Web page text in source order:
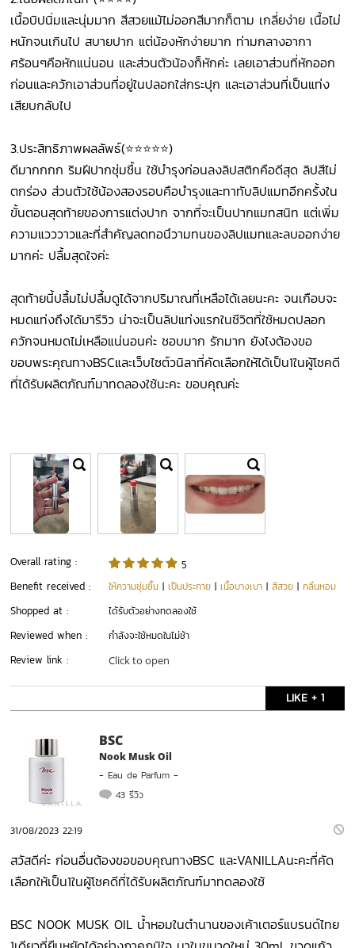
เนื้อบิปนิ่มและนุ่มมาก สีสวยแม้ไม่ออกสีมากก็ตาม เกลี่ยง่าย เนื้อไม่
หนักจนเกินไป สบายปาก แต่น้องหักง่ายมาก ท่ามกลางอากา
ศร้อนๆคือหักแน่นอน และส่วนตัวน้องก็หักค่ะ เลยเอาส่วนที่หักออก
ก่อนและควักเอาส่วนที่อยู่ในปลอกใส่กระปุก และเอาส่วนที่เป็นแท่ง
เสียบกลับไป
3.ประสิทธิภาพผลลัพธ์(⭐⭐⭐⭐⭐)
ดีมากกกก ริมฝีปากชุ่มชื้น ใช้บำรุงก่อนลงลิปสติกคือดีสุด ลิปสีไม่
ตกร่อง ส่วนตัวใช้น้องสองรอบคือบำรุงและทาทับลิปแมทอีกครั้งใน
ขั้นตอนสุดท้ายของการแต่งปาก จากที่จะเป็นปากแมทสนิท แต่เพิ่ม
ความแวววาวและที่สำคัญลดทอนึวามทนของลิปแมทและลบออกง่าย
มากค่ะ ปลื้มสุดใจค่ะ
สุดท้ายนี้ปลื้มไม่ปลื้มดูได้จากปริมาณที่เหลือได้เลยนะคะ จนเกือบจะ
หมดแท่งถึงได้มารีวิว น่าจะเป็นลิปแท่งแรกในชีวิตที่ใช้หมดปลอก
ควักจนหมดไม่เหลือแน่นอนค่ะ ชอบมาก รักมาก ยังไงต้องขอ
ขอบพระคุณทางBSCและเว็บไซต์วนิลาที่คัดเลือกให้ได้เป็น1ในผู้โชคดี
ที่ได้รับผลิตภัณฑ์มาทดลองใช้นะคะ ขอบคุณค่ะ
Overall rating :
5
Benefit received :
ให้ความชุ่มชื้น |เป็นประกาย |เนื้อบางเบา |สีสวย |กลิ่นหอม
Shopped at : ได้รับตัวอย่างทดลองใช้
Reviewed when : กำลังจะใช้หมดในไม่ช้า
Review link : Click to open
LIKE + 1
BSC
Nook Musk Oil
-Eau de Parfum -
43 รีวิว
31/08/2023 22:19
สวัสดีค่ะ ก่อนอื่นต้องขอขอบคุณทางBSC และVANILLAนะคะที่คัด
เลือกให้เป็น1ในผู้โชคดีที่ได้รับผลิตภัณฑ์มาทดลองใช้
BSC NOOK MUSK OIL น้ำหอมในตำนานของเค้าเตอร์แบรนด์ไทย